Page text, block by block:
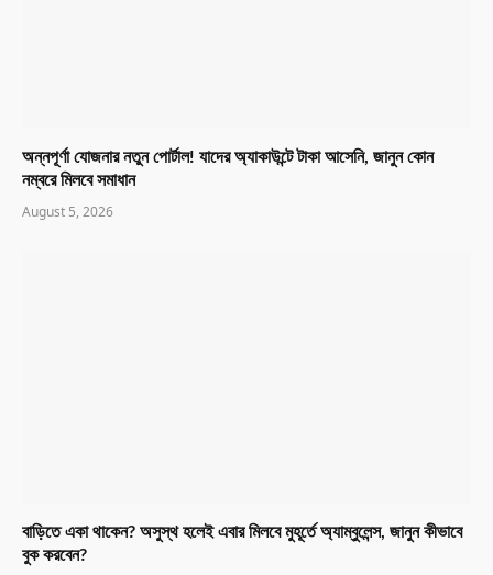
অন্নপূর্ণা যোজনার নতুন পোর্টাল! যাদের অ্যাকাউন্টে টাকা আসেনি, জানুন কোন
নম্বরে মিলবে সমাধান
August 5, 2026
বাড়িতে একা থাকেন? অসুস্থ হলেই এবার মিলবে মুহূর্তে অ্যাম্বুলেন্স, জানুন কীভাবে
বুক করবেন?